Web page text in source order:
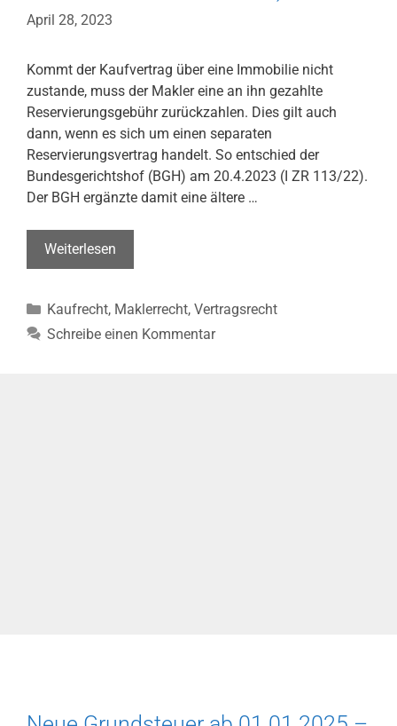
April 28, 2023
Kommt der Kaufvertrag über eine Immobilie nicht
zustande, muss der Makler eine an ihn gezahlte
Reservierungsgebühr zurückzahlen. Dies gilt auch
dann, wenn es sich um einen separaten
Reservierungsvertrag handelt. So entschied der
Bundesgerichtshof (BGH) am 20.4.2023 (I ZR 113/22).
Der BGH ergänzte damit eine ältere …
Weiterlesen
muss
zurückzahlen
(BGH,
Kategorien
Kaufrecht, Maklerrecht, Vertragsrecht
Schreibe einen Kommentar